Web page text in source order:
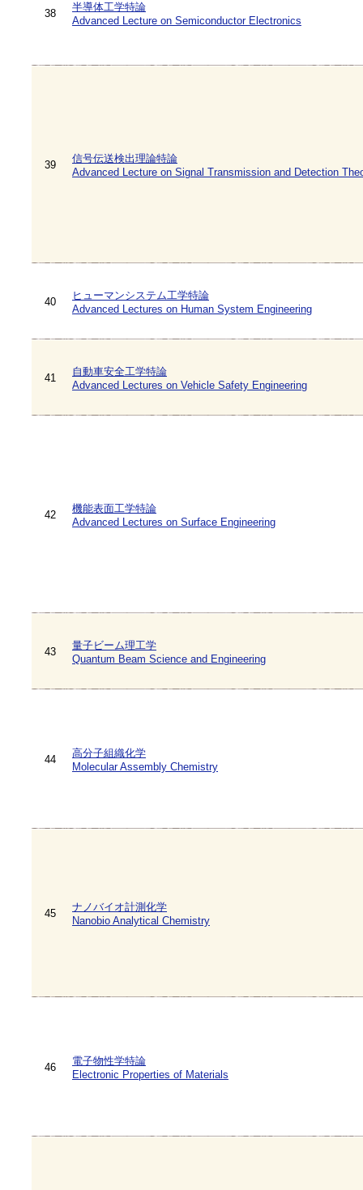
38
半導体工学特論
Advanced Lecture on Semiconductor Electronics
39
信号伝送検出理論特論
Advanced Lecture on Signal Transmission and Detection
40
ヒューマンシステム工学特論
Advanced Lectures on Human System Engineering
41
自動車安全工学特論
Advanced Lectures on Vehicle Safety Engineering
42
機能表面工学特論
Advanced Lectures on Surface Engineering
43
量子ビーム理工学
Quantum Beam Science and Engineering
44
高分子組織化学
Molecular Assembly Chemistry
45
ナノバイオ計測化学
Nanobio Analytical Chemistry
46
電子物性学特論
Electronic Properties of Materials